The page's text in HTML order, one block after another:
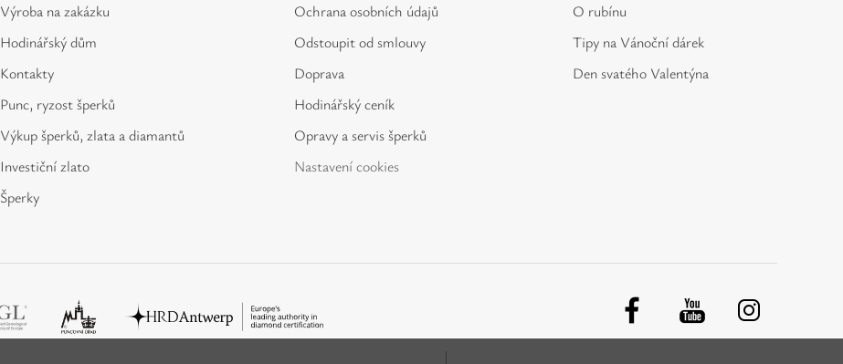
Výroba na zakázku
Hodinářský dům
Kontakty
Punc, ryzost šperků
Výkup šperků, zlata a diamantů
Investiční zlato
Šperky
Ochrana osobních údajů
Odstoupit od smlouvy
Doprava
Hodinářský ceník
Opravy a servis šperků
Nastavení cookies
O rubínu
Tipy na Vánoční dárek
Den svatého Valentýna